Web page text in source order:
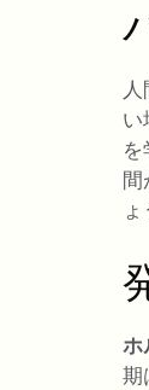
い
間
ょ
ホ
期